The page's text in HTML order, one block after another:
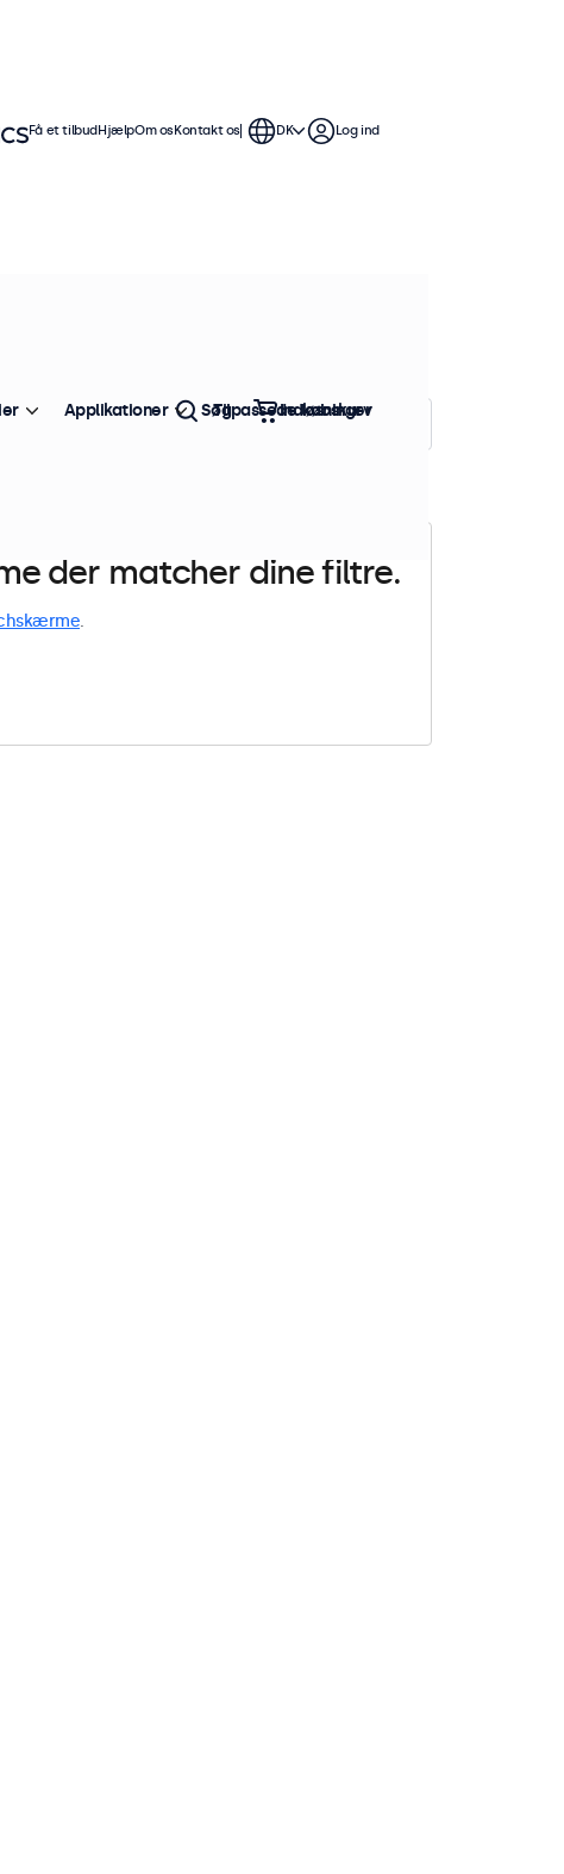
et vandtæt og støvafvisende
miljø. Den tynde og symmetriske
montering.
Sorter efter: Popularitet
der matcher dine filtre.
.
Få et tilbudHjælpOm osKontakt os DK Log ind
Applikationer Tilpassede løsninger
Søg Indkøbskurv